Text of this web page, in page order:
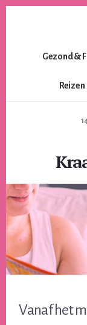
dames
en
alles
er
tussenin.
Gezond &
Reizen
Vanaf het